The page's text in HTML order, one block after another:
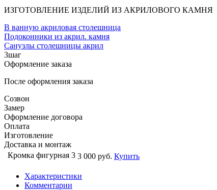
ИЗГОТОВЛЕНИЕ ИЗДЕЛИЙ ИЗ АКРИЛОВОГО КАМНЯ
В ванную акриловая столешница
Подоконники из акрил. камня
Санузлы столешницы акрил
3шаг
Оформление заказа
После оформления заказа
Созвон
Замер
Оформление договора
Оплата
Изготовление
Доставка и монтаж
Кромка фигурная 3 3 000 руб. Купить
Характеристики
Комментарии